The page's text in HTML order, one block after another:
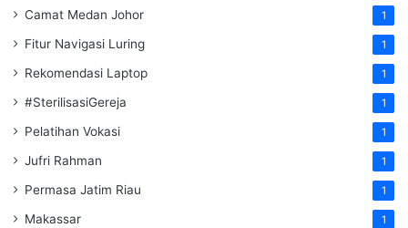
Camat Medan Johor 1
Fitur Navigasi Luring 1
Rekomendasi Laptop 1
#SterilisasiGereja 1
Pelatihan Vokasi 1
Jufri Rahman 1
Permasa Jatim Riau 1
Makassar 1